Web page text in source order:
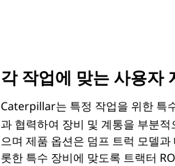
각 작업에 맞는 사용자
Caterpillar는 특정 작업을 위한 특
과 협력하여 장비 및 계통을 부분
으며 제품 옵션은 덤프 트럭 모델
롯한 특수 장비에 맞도록 트랙터